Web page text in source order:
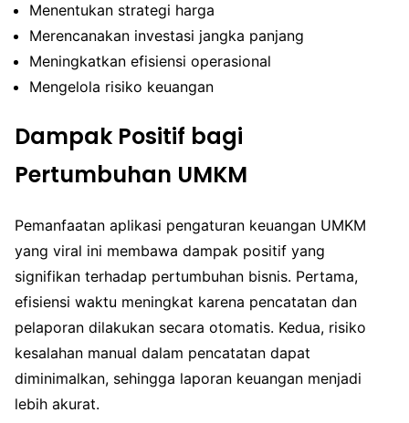
Menentukan strategi harga
Merencanakan investasi jangka panjang
Meningkatkan efisiensi operasional
Mengelola risiko keuangan
Dampak Positif bagi
Pertumbuhan UMKM
Pemanfaatan aplikasi pengaturan keuangan UMKM
yang viral ini membawa dampak positif yang
signifikan terhadap pertumbuhan bisnis. Pertama,
efisiensi waktu meningkat karena pencatatan dan
pelaporan dilakukan secara otomatis. Kedua, risiko
kesalahan manual dalam pencatatan dapat
diminimalkan, sehingga laporan keuangan menjadi
lebih akurat.